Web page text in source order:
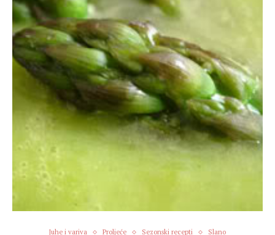
Juhe i variva Proljeće Sezonski recepti Slano